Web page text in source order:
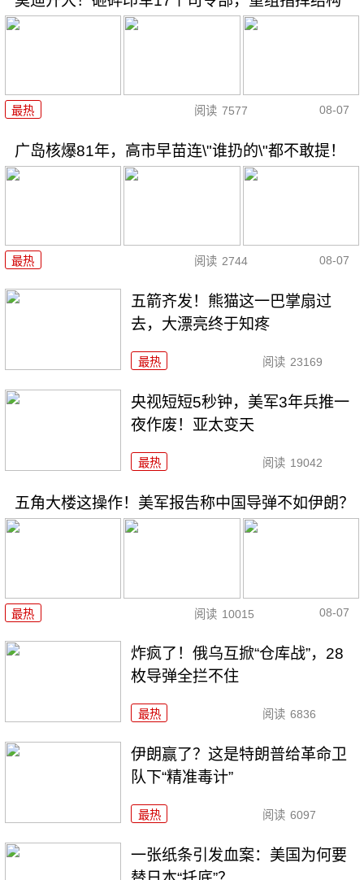
最热 阅读 7577 08-07
广岛核爆81年，高市早苗连\"谁扔的\"都不敢提！
最热 阅读 2744 08-07
五箭齐发！熊猫这一巴掌扇过
去，大漂亮终于知疼
最热 阅读 23169
央视短短5秒钟，美军3年兵推一
夜作废！亚太变天
最热 阅读 19042
五角大楼这操作！美军报告称中国导弹不如伊朗？
最热 阅读 10015 08-07
炸疯了！俄乌互掀“仓库战”，28
枚导弹全拦不住
最热 阅读 6836
伊朗赢了？这是特朗普给革命卫
队下“精准毒计”
最热 阅读 6097
一张纸条引发血案：美国为何要